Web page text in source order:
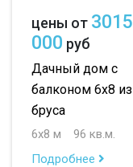
цены от 3015
000 руб
Дачный дом с
балконом 6х8 из
бруса
6х8 м
96 кв.м.
Подробнее